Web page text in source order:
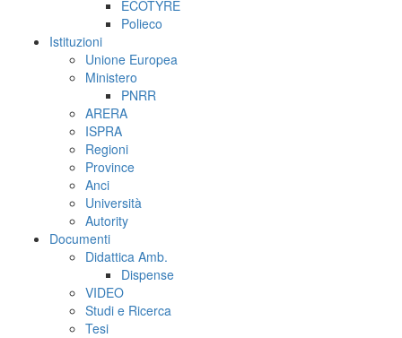
ECOTYRE
Polieco
Istituzioni
Unione Europea
Ministero
PNRR
ARERA
ISPRA
Regioni
Province
Anci
Università
Autority
Documenti
Didattica Amb.
Dispense
VIDEO
Studi e Ricerca
Tesi